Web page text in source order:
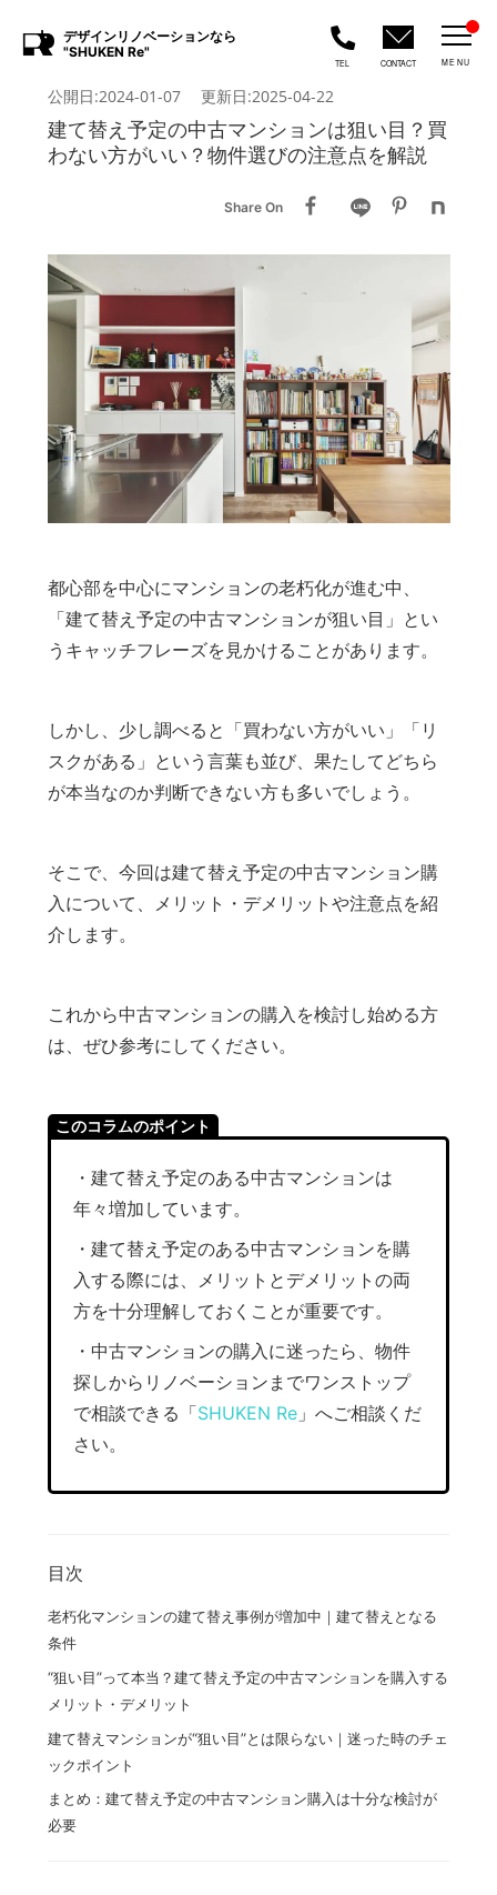
デザインリノベーションなら
"SHUKEN Re"
TEL CONTACT MENU
公開日:2024-01-07 更新日:2025-04-22
建て替え予定の中古マンションは狙い目？買
わない方がいい？物件選びの注意点を解説
Share On
都心部を中心にマンションの老朽化が進む中、
「建て替え予定の中古マンションが狙い目」とい
うキャッチフレーズを見かけることがあります。
しかし、少し調べると「買わない方がいい」「リ
スクがある」という言葉も並び、果たしてどちら
が本当なのか判断できない方も多いでしょう。
そこで、今回は建て替え予定の中古マンション購
入について、メリット・デメリットや注意点を紹
介します。
これから中古マンションの購入を検討し始める方
は、ぜひ参考にしてください。
このコラムのポイント
・建て替え予定のある中古マンションは
年々増加しています。
・建て替え予定のある中古マンションを購
入する際には、メリットとデメリットの両
方を十分理解しておくことが重要です。
・中古マンションの購入に迷ったら、物件
探しからリノベーションまでワンストップ
で相談できる「SHUKEN Re」へご相談くだ
さい。
目次
老朽化マンションの建て替え事例が増加中｜建て替えとなる
条件
“狙い目”って本当？建て替え予定の中古マンションを購入する
メリット・デメリット
建て替えマンションが“狙い目”とは限らない｜迷った時のチェ
ックポイント
まとめ：建て替え予定の中古マンション購入は十分な検討が
必要